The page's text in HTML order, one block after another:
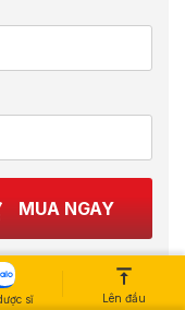
MUA NGAY
sĩ Lên đầu